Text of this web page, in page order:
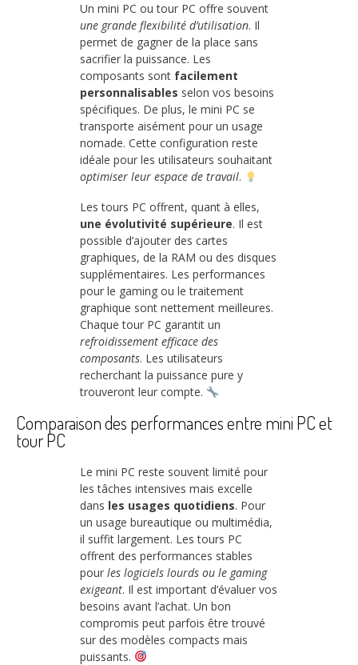
Un mini PC ou tour PC offre souvent
une grande flexibilité d’utilisation. Il
permet de gagner de la place sans
sacrifier la puissance. Les
composants sont facilement
personnalisables selon vos besoins
spécifiques. De plus, le mini PC se
transporte aisément pour un usage
nomade. Cette configuration reste
idéale pour les utilisateurs souhaitant
optimiser leur espace de travail.
Les tours PC offrent, quant à elles,
une évolutivité supérieure. Il est
possible d’ajouter des cartes
graphiques, de la RAM ou des disques
supplémentaires. Les performances
pour le gaming ou le traitement
graphique sont nettement meilleures.
Chaque tour PC garantit un
refroidissement efficace des
composants. Les utilisateurs
recherchant la puissance pure y
trouveront leur compte.
Comparaison des performances entre mini PC et
tour PC
Le mini PC reste souvent limité pour
les tâches intensives mais excelle
dans les usages quotidiens. Pour
un usage bureautique ou multimédia,
il suffit largement. Les tours PC
offrent des performances stables
pour les logiciels lourds ou le gaming
exigeant. Il est important d’évaluer vos
besoins avant l’achat. Un bon
compromis peut parfois être trouvé
sur des modèles compacts mais
puissants.